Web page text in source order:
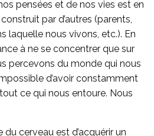
pensées et de nos vies est en
par d’autres (parents,
laquelle nous vivons, etc.). En
à ne se concentrer que sur
percevons du monde qui nous
d’avoir constamment
ce qui nous entoure. Nous
cerveau est d’acquérir un